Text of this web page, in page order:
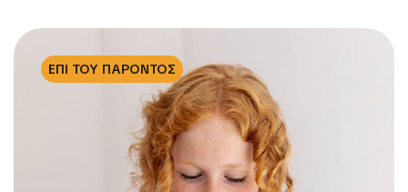
ΕΠΙ ΤΟΥ ΠΑΡΟΝΤΟΣ